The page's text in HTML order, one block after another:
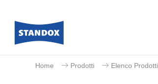
Home Prodotti Elenco Prodotti